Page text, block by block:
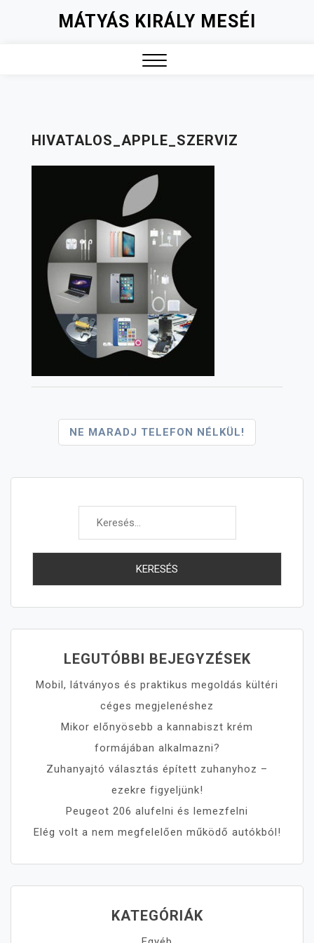
MÁTYÁS KIRÁLY MESÉI
HIVATALOS_APPLE_SZERVIZ
BejegyzésNE MARADJ TELEFON NÉLKÜL!
Keresés:
LEGUTÓBBI BEJEGYZÉSEK
Mobil, látványos és praktikus megoldás kültéri
céges megjelenéshez
Mikor előnyösebb a kannabiszt krém
formájában alkalmazni?
Zuhanyajtó választás épített zuhanyhoz –
ezekre figyeljünk!
Peugeot 206 alufelni és lemezfelni
Elég volt a nem megfelelően működő autókból!
KATEGÓRIÁK